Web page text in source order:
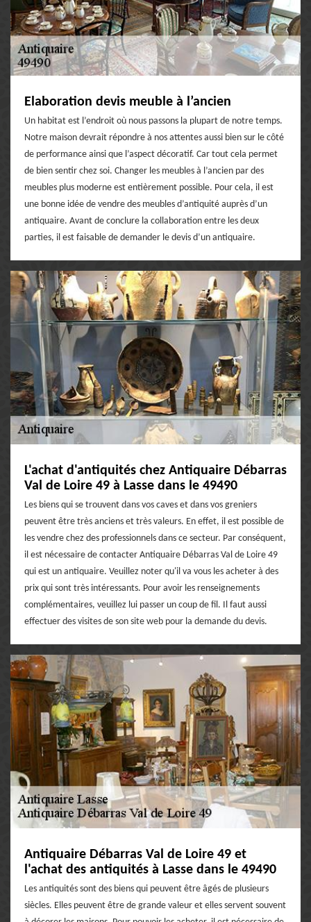
Elaboration devis meuble à l’ancien
Un habitat est l’endroit où nous passons la plupart de notre temps.
Notre maison devrait répondre à nos attentes aussi bien sur le côté
de performance ainsi que l’aspect décoratif. Car tout cela permet
de bien sentir chez soi. Changer les meubles à l’ancien par des
meubles plus moderne est entièrement possible. Pour cela, il est
une bonne idée de vendre des meubles d’antiquité auprès d’un
antiquaire. Avant de conclure la collaboration entre les deux
parties, il est faisable de demander le devis d’un antiquaire.
L'achat d'antiquités chez Antiquaire Débarras
Val de Loire 49 à Lasse dans le 49490
Les biens qui se trouvent dans vos caves et dans vos greniers
peuvent être très anciens et très valeurs. En effet, il est possible de
les vendre chez des professionnels dans ce secteur. Par conséquent,
il est nécessaire de contacter Antiquaire Débarras Val de Loire 49
qui est un antiquaire. Veuillez noter qu'il va vous les acheter à des
prix qui sont très intéressants. Pour avoir les renseignements
complémentaires, veuillez lui passer un coup de fil. Il faut aussi
effectuer des visites de son site web pour la demande du devis.
Antiquaire Débarras Val de Loire 49 et
l'achat des antiquités à Lasse dans le 49490
Les antiquités sont des biens qui peuvent être âgés de plusieurs
siècles. Elles peuvent être de grande valeur et elles servent souvent